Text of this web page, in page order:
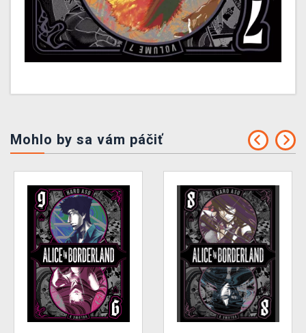
Mohlo by sa vám páčiť